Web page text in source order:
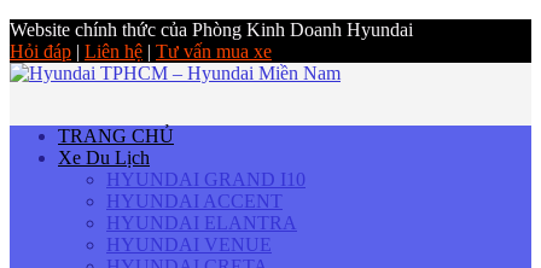
Website chính thức của Phòng Kinh Doanh Hyundai
Hỏi đáp | Liên hệ | Tư vấn mua xe
TRANG CHỦ
Xe Du Lịch
HYUNDAI GRAND I10
HYUNDAI ACCENT
HYUNDAI ELANTRA
HYUNDAI VENUE